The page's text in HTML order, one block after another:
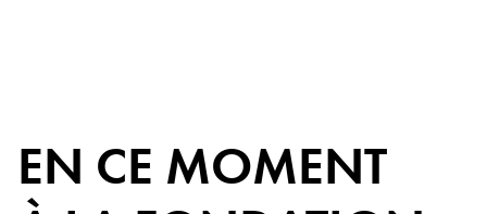
EN CE MOMENT